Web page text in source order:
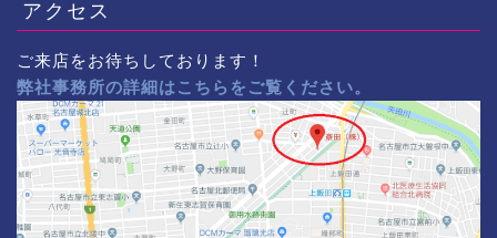
アクセス
ご来店をお待ちしております！
弊社事務所の詳細はこちらをご覧ください。